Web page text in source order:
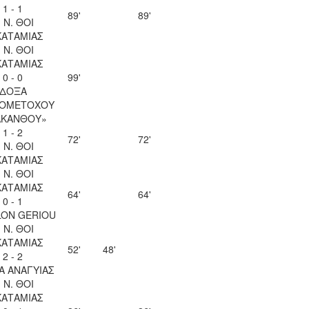
1 - 1
Ν. ΘΟΙ
89' 89'
Ν. ΘΟΙ
0 - 0
99'
1 - 2
Ν. ΘΟΙ
72' 72'
Ν. ΘΟΙ
0 - 1
GERIOU
64' 64'
Ν. ΘΟΙ
2 - 2
ΑΝΑΓΥΙΑΣ
52' 48'
Ν. ΘΟΙ